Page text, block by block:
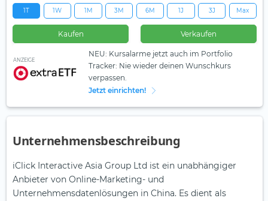
1T 1W 1M 3M 6M 1J 3J Max
Kaufen Verkaufen
ANZEIGE
NEU: Kursalarme jetzt auch im Portfolio
Tracker: Nie wieder deinen Wunschkurs
verpassen.
Jetzt einrichten!
Unternehmensbeschreibung
iClick Interactive Asia Group Ltd ist ein unabhängiger
Anbieter von Online-Marketing- und
Unternehmensdatenlösungen in China. Es dient als